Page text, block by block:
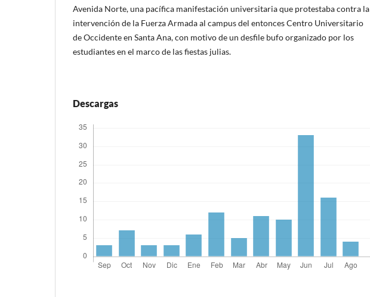
Avenida Norte, una pacífica manifestación universitaria que protestaba contra la
intervención de la Fuerza Armada al campus del entonces Centro Universitario
de Occidente en Santa Ana, con motivo de un desfile bufo organizado por los
estudiantes en el marco de las fiestas julias.
Descargas